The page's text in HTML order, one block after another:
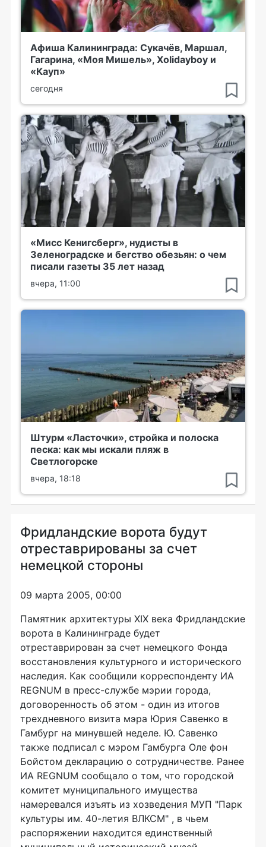
Афиша Калининграда: Сукачёв, Маршал,
Гагарина, «Моя Мишель», Xolidayboy и
«Кауп»
сегодня
«Мисс Кенигсберг», нудисты в
Зеленоградске и бегство обезьян: о чем
писали газеты 35 лет назад
вчера, 11:00
Штурм «Ласточки», стройка и полоска
песка: как мы искали пляж в
Светлогорске
вчера, 18:18
Фридландские ворота будут
отреставрированы за счет
немецкой стороны
09 марта 2005, 00:00
Памятник архитектуры XIX века Фридландские
ворота в Калининграде будет
отреставрирован за счет немецкого Фонда
восстановления культурного и исторического
наследия. Как сообщили корреспонденту ИА
REGNUM в пресс-службе мэрии города,
договоренность об этом - один из итогов
трехдневного визита мэра Юрия Савенко в
Гамбург на минувшей неделе. Ю. Савенко
также подписал с мэром Гамбурга Оле фон
Бойстом декларацию о сотрудничестве. Ранее
ИА REGNUM сообщало о том, что городской
комитет муниципального имущества
намеревался изъять из хозведения МУП "Парк
культуры им. 40-летия ВЛКСМ" , в чьем
распоряжении находится единственный